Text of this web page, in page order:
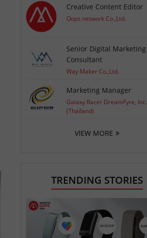
Creative Content Editor
Oops network Co.,Ltd.
Senior Digital Marketing
Consultant
Way Maker Co.,Ltd.
Marketing Manager
Galaxy Racer DreamFyre, Inc.
(Thailand)
VIEW MORE
TRENDING STORIES